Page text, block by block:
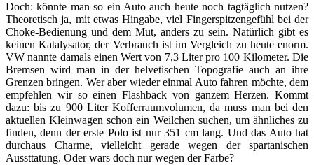
Doch: könnte man so ein Auto auch heute noch tagtäglich nutzen?
Theoretisch ja, mit etwas Hingabe, viel Fingerspitzengefühl bei der
Choke-Bedienung und dem Mut, anders zu sein. Natürlich gibt es
keinen Katalysator, der Verbrauch ist im Vergleich zu heute enorm.
VW nannte damals einen Wert von 7,3 Liter pro 100 Kilometer. Die
Bremsen wird man in der helvetischen Topografie auch an ihre
Grenzen bringen. Wer aber wieder einmal Auto fahren möchte, dem
empfehlen wir so einen Flashback von ganzem Herzen. Kommt
dazu: bis zu 900 Liter Kofferraumvolumen, da muss man bei den
aktuellen Kleinwagen schon ein Weilchen suchen, um ähnliches zu
finden, denn der erste Polo ist nur 351 cm lang. Und das Auto hat
durchaus Charme, vielleicht gerade wegen der spartanischen
Aussttatung. Oder wars doch nur wegen der Farbe?